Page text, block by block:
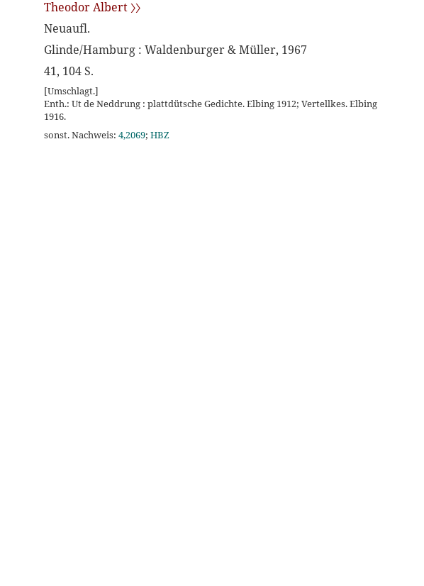
Theodor Albert 〉〉
Neuaufl.
Glinde/Hamburg : Waldenburger & Müller, 1967
41, 104 S.
[Umschlagt.]
Enth.: Ut de Neddrung : plattdütsche Gedichte. Elbing 1912; Vertellkes. Elbing
1916.
sonst. Nachweis: 4,2069; HBZ